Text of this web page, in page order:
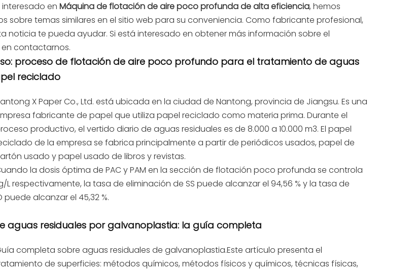
en Máquina de flotación de aire poco profunda de alta eficiencia, hemos
sobre temas similares en el sitio web para su conveniencia. Como fabricante profesional,
noticia te pueda ayudar. Si está interesado en obtener más información sobre el
contactarnos.
proceso de flotación de aire poco profundo para el tratamiento de aguas
reciclado
X Paper Co., Ltd. está ubicada en la ciudad de Nantong, provincia de Jiangsu. Es una
fabricante de papel que utiliza papel reciclado como materia prima. Durante el
productivo, el vertido diario de aguas residuales es de 8.000 a 10.000 m3. El papel
de la empresa se fabrica principalmente a partir de periódicos usados, papel de
usado y papel usado de libros y revistas.
la dosis óptima de PAC y PAM en la sección de flotación poco profunda se controla
L respectivamente, la tasa de eliminación de SS puede alcanzar el 94,56 % y la tasa de
alcanzar el 45,32 %.
aguas residuales por galvanoplastia: la guía completa
completa sobre aguas residuales de galvanoplastia.Este artículo presenta el
de superficies: métodos químicos, métodos físicos y químicos, técnicas físicas,